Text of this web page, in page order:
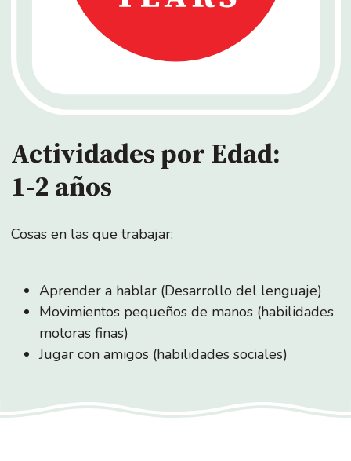
Actividades por Edad:
1-2 años
Cosas en las que trabajar:
Aprender a hablar (Desarrollo del lenguaje)
Movimientos pequeños de manos (habilidades
motoras finas)
Jugar con amigos (habilidades sociales)